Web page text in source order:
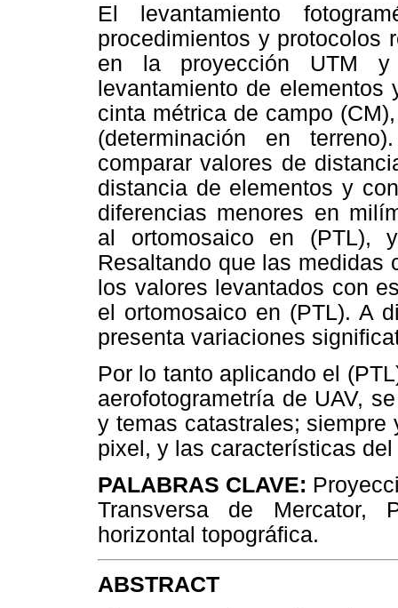
El levantamiento
procedimientos y protocolos
en la proyección UTM
levantamiento de
cinta métrica de campo
(determinación en
comparar valores de
distancia de elementos y
diferencias menores en
al ortomosaico en (PTL),
Resaltando que las medidas
los valores levantados con
el ortomosaico en (PTL). A
presenta variaciones
Por lo tanto aplicando el
aerofotogrametría de UAV,
y temas catastrales;
pixel, y las características del
PALABRAS CLAVE:
Transversa de Mercator,
horizontal topográfica.
ABSTRACT